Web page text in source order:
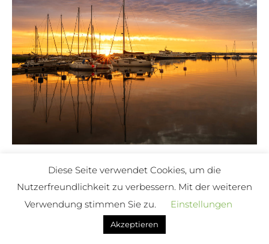
Sonnenuntergang im Hafen von Gager auf
Rügen fotografieren
8. Oktober 2024
Diese Seite verwendet Cookies, um die
Nutzerfreundlichkeit zu verbessern. Mit der weiteren
Verwendung stimmen Sie zu.
Einstellungen
Akzeptieren